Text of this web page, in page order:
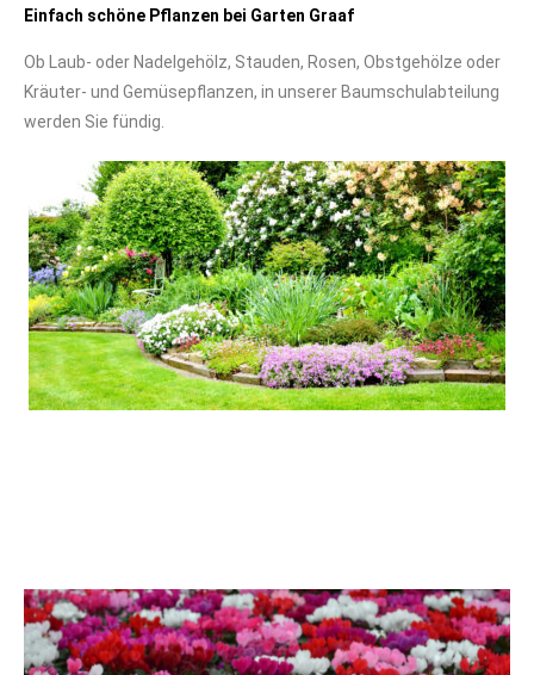
Einfach schöne Pflanzen bei Garten Graaf
Ob Laub- oder Nadelgehölz, Stauden, Rosen, Obstgehölze oder
Kräuter- und Gemüsepflanzen, in unserer Baumschulabteilung
werden Sie fündig.